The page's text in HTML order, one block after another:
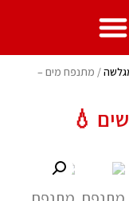
/ מתנפח מים –
💧